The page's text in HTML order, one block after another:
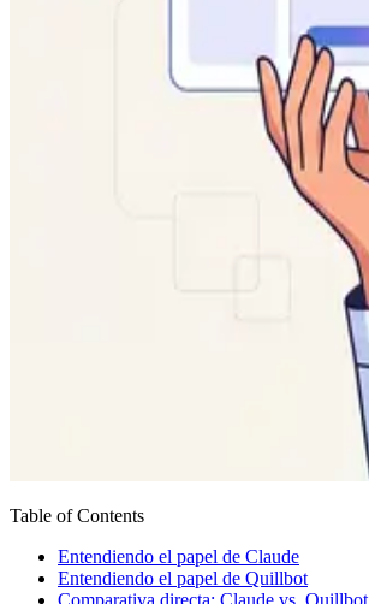
Table of Contents
Entendiendo el papel de Claude
Entendiendo el papel de Quillbot
Comparativa directa: Claude vs. Quillbot